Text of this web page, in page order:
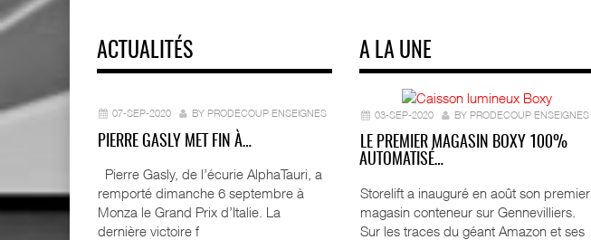
ACTUALITÉS
07-SEP-2020 BY PRODECOUP ENSEIGNES
PIERRE GASLY MET FIN À…
Pierre Gasly, de l’écurie AlphaTauri, a
remporté dimanche 6 septembre à
Monza le Grand Prix d’Italie. La
dernière victoire f
A LA UNE
03-SEP-2020 BY PRODECOUP ENSEIGNES
LE PREMIER MAGASIN BOXY 100%
AUTOMATISÉ…
Storelift a inauguré en août son premier
magasin conteneur sur Gennevilliers.
Sur les traces du géant Amazon et ses